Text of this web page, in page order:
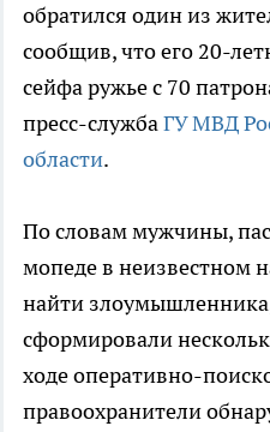
обратился один из
сообщив, что его 20-
сейфа ружье с 70
пресс-службаГУ МВД
области.
По словам мужчины,
мопеде в неизвестном
найти
сформировали
ходе оперативно-
правоохранители